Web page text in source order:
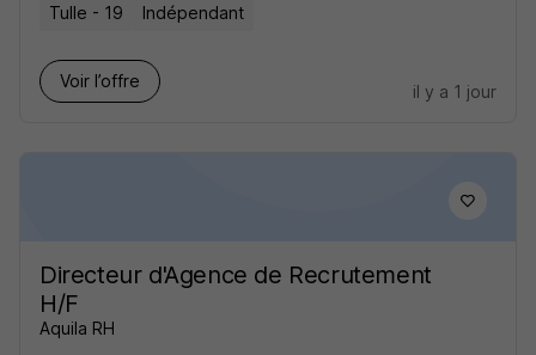
Tulle - 19 Indépendant
Voir l’offre
il y a 1 jour
Directeur d'Agence de Recrutement
H/F
Aquila RH